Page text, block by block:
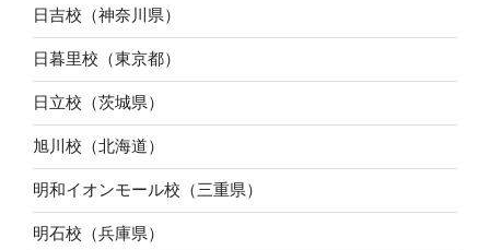
日吉校（神奈川県）
日暮里校（東京都）
日立校（茨城県）
旭川校（北海道）
明和イオンモール校（三重県）
明石校（兵庫県）